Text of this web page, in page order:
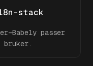
stack
passer
bruker.